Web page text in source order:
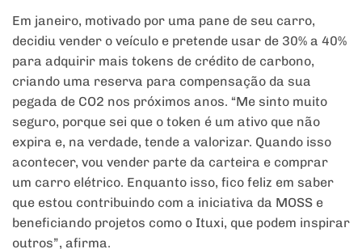
Em janeiro, motivado por uma pane de seu carro,
decidiu vender o veículo e pretende usar de 30% a 40%
para adquirir mais tokens de crédito de carbono,
criando uma reserva para compensação da sua
pegada de CO2 nos próximos anos. “Me sinto muito
seguro, porque sei que o token é um ativo que não
expira e, na verdade, tende a valorizar. Quando isso
acontecer, vou vender parte da carteira e comprar
um carro elétrico. Enquanto isso, fico feliz em saber
que estou contribuindo com a iniciativa da MOSS e
beneficiando projetos como o Ituxi, que podem inspirar
outros”, afirma.